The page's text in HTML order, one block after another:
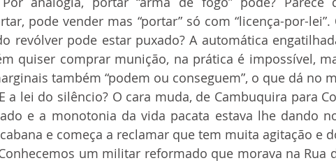
pode vender mas “portar” só com “licença-por-
revólver pode estar puxado? A automática
quiser comprar munição, na prática é impossível,
também “podem ou conseguem”, o que dá no
e a monotonia da vida pacata estava lhe dando
e começa a reclamar que tem muita agitação e